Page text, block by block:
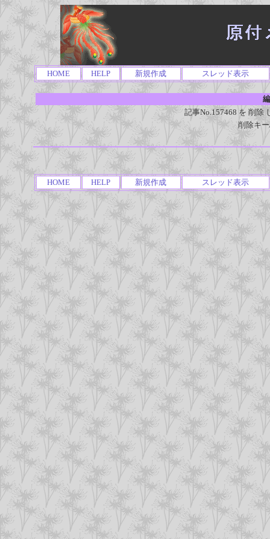
HOME HELP 新規作成 スレッド表示
記事No.157468 を 削除
削除キ
HOME HELP 新規作成 スレッド表示